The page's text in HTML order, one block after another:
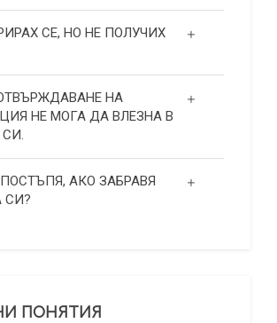
СЕ, НО НЕ ПОЛУЧИХ
НА
НЕ МОГА ДА ВЛЕЗНА В
АКО ЗАБРАВЯ
СИ?
ПОНЯТИЯ